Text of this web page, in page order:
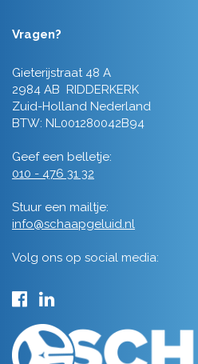
Vragen?
Gieterijstraat 48 A
2984 AB RIDDERKERK
Zuid-Holland Nederland
BTW: NL001280042B94
Geef een belletje:
010 - 476 31 32
Stuur een mailtje:
info@schaapgeluid.nl
Volg ons op social media: